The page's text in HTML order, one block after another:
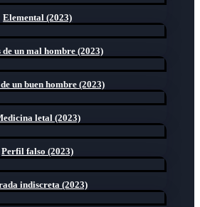
Elemental (2023)
de un mal hombre (2023)
un buen hombre (2023)
letal (2023)
Perfil falso (2023)
indiscreta (2023)